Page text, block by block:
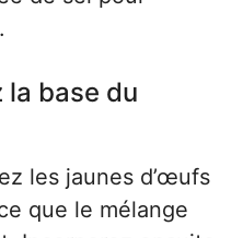
la base du
les jaunes d’œufs
que le mélange